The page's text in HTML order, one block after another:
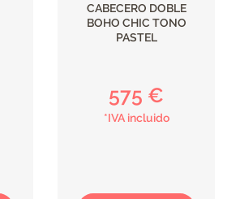
CABECERO DOBLE
BOHO CHIC TONO
PASTEL
575 €
*IVA incluido